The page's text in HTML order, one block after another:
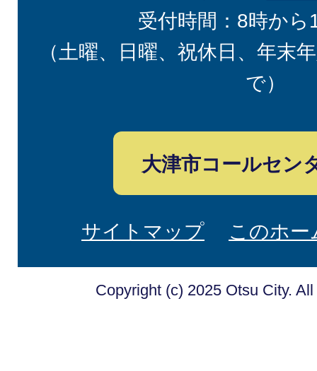
受付時間：8時から
（土曜、日曜、祝休日、年末
で）
大津市コールセン
サイトマップ このホ
Copyright (c) 2025 Otsu City.